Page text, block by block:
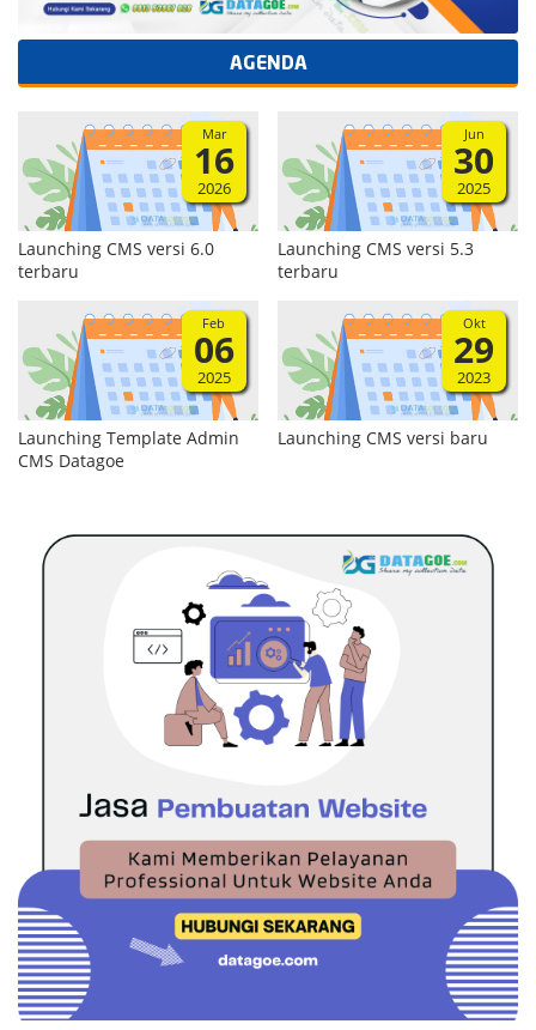
AGENDA
Mar
16
2026
Launching CMS versi 6.0
terbaru
Jun
30
2025
Launching CMS versi 5.3
terbaru
Feb
06
2025
Launching Template Admin
CMS Datagoe
Okt
29
2023
Launching CMS versi baru